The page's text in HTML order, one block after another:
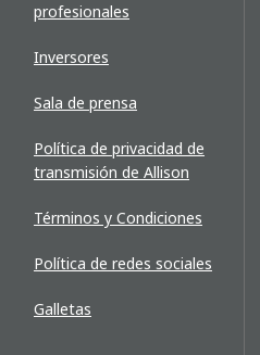
profesionales
Inversores
Sala de prensa
Política de privacidad de
transmisión de Allison
Términos y Condiciones
Política de redes sociales
Galletas